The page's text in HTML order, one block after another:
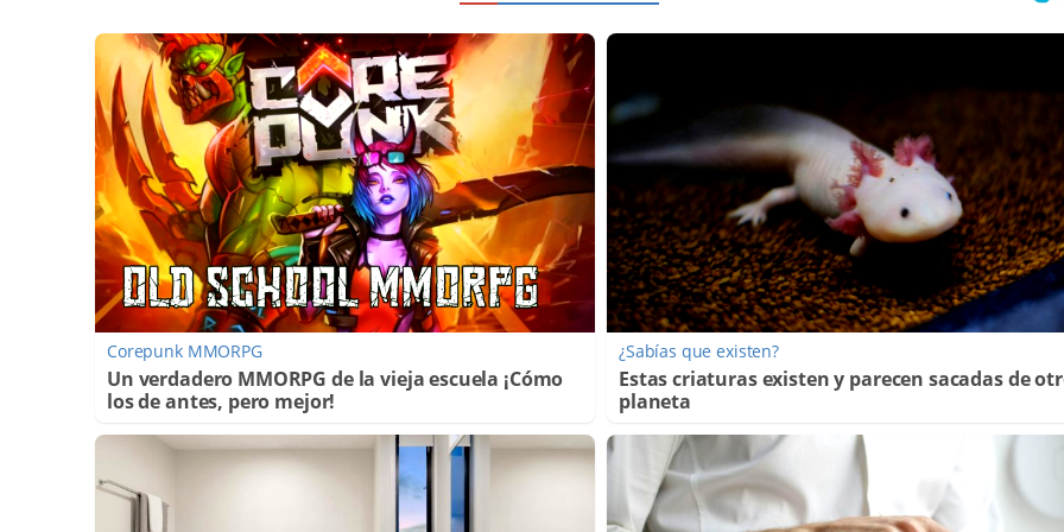
Corepunk MMORPG
Un verdadero MMORPG de la vieja escuela ¡Cómo
los de antes, pero mejor!
¿Sabías que existen?
Estas criaturas existen y parecen sacadas de
planeta